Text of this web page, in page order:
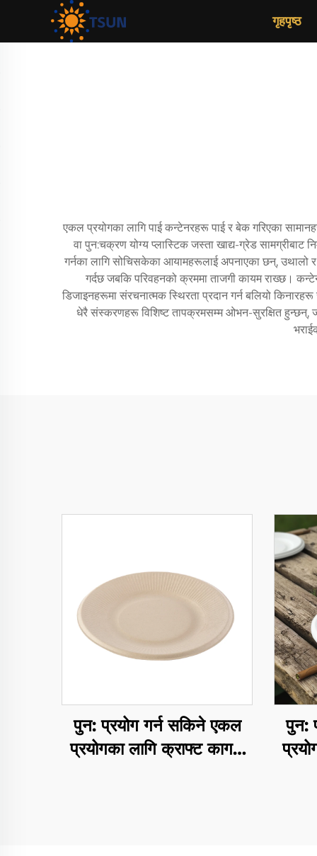
गृहपृष्ठ
एकल प्रयोगका लागि पाई कन्टेनरहरू पाई र बेक गरिएका
वा पुन:चक्रण योग्य प्लास्टिक जस्ता खाद्य-ग्रेड सामग्रीबाट
गर्नका लागि सोचिसकेका आयामहरूलाई अपनाएका छन्, उथालो
गर्दछ जबकि परिवहनको क्रममा ताजगी कायम राख्छ।
डिजाइनहरूमा संरचनात्मक स्थिरता प्रदान गर्न बलियो
धेरै संस्करणहरू विशिष्ट तापक्रमसम्म ओभन-सुरक्षित हुन्छन्,
पुन: प्रयोग गर्न सकिने एकल
प्रयोगका लागि क्राफ्ट कागज
पुन: